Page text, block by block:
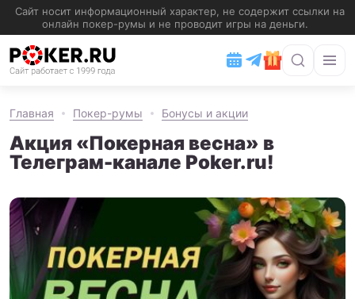
Главная Покер-румы Бонусы и акции
Акция «Покерная весна» в
Телеграм-канале Poker.ru!